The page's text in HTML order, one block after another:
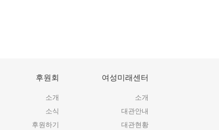
후원회
소개
소식
후원하기
여성미래센터
소개
대관안내
대관현황